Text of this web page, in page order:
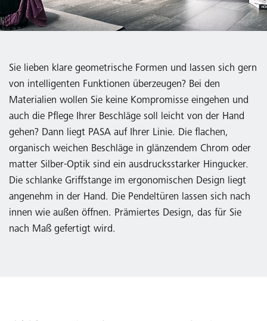
Sie lieben klare geometrische Formen und lassen sich gern
von intelligenten Funktionen überzeugen? Bei den
Materialien wollen Sie keine Kompromisse eingehen und
auch die Pflege Ihrer Beschläge soll leicht von der Hand
gehen? Dann liegt PASA auf Ihrer Linie. Die flachen,
organisch weichen Beschläge in glänzendem Chrom oder
matter Silber-Optik sind ein ausdrucksstarker Hingucker.
Die schlanke Griffstange im ergonomischen Design liegt
angenehm in der Hand. Die Pendeltüren lassen sich nach
innen wie außen öffnen. Prämiertes Design, das für Sie
nach Maß gefertigt wird.